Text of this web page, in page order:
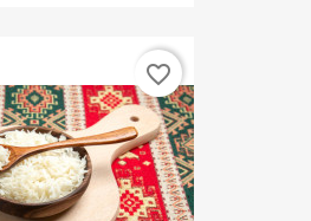
favorite_border